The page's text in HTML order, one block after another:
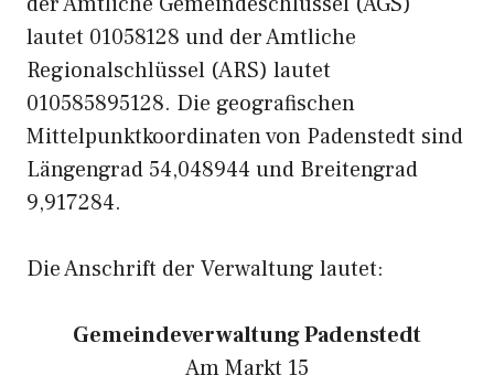
lautet 01058128 und der Amtliche
Regionalschlüssel (ARS) lautet
010585895128. Die geografischen
Mittelpunktkoordinaten von Padenstedt sind
Längengrad 54,048944 und Breitengrad
9,917284.
Die Anschrift der Verwaltung lautet:
Gemeindeverwaltung Padenstedt
Am Markt 15